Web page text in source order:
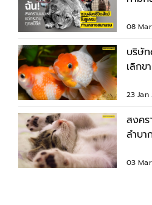
08
บริษั
เลิกข
23
สงคร
ลำบา
03